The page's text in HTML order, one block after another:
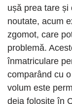
ușă prea tare și
noutate, acum
zgomot, care
problemă.
înmatriculare
comparând cu
volum este
deja folosite în